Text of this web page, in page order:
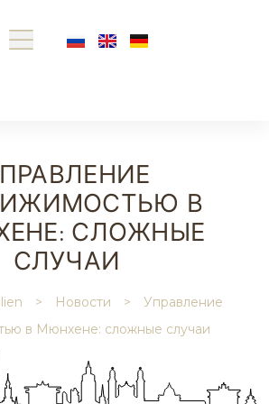
В
СЛОЖНЫЕ
СЛУЧАИ
> Новости >
Управление
в Мюнхене: сложные случаи